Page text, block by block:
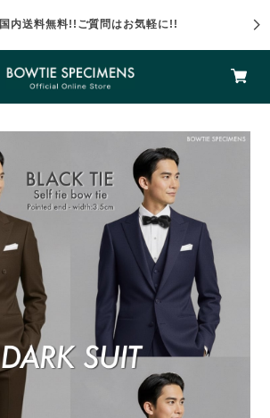
国内送料無料!!ご質問はお気軽に!!